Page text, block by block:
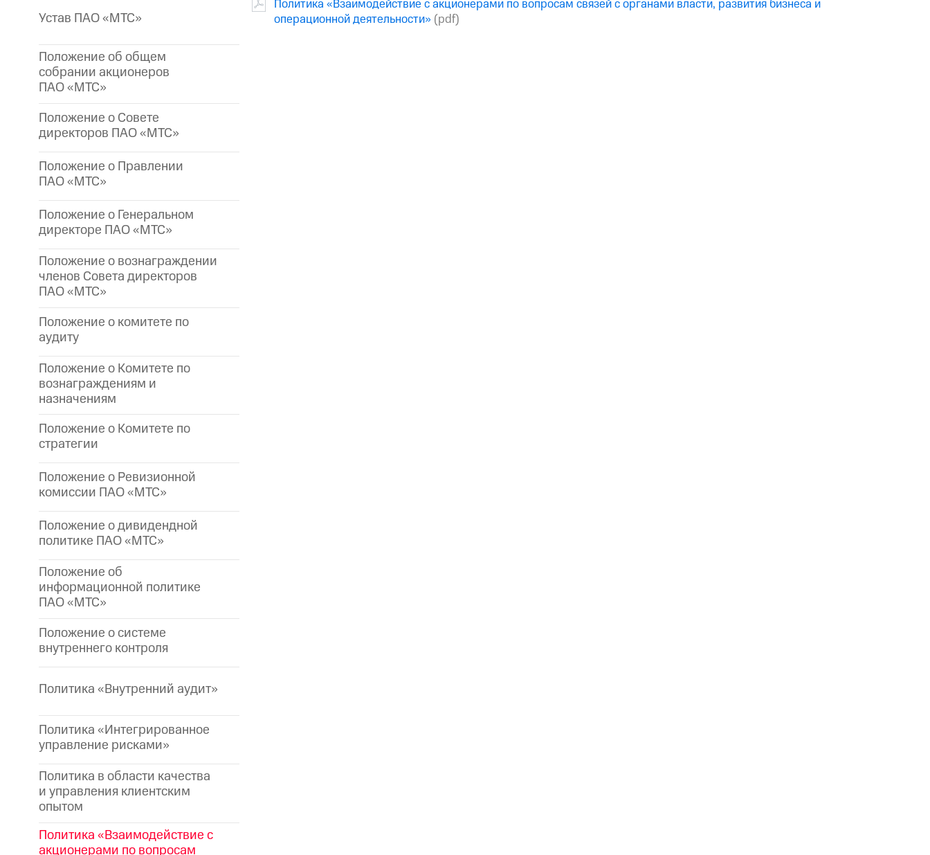
Устав ПАО «МТС»
Положение об общем
собрании акционеров
ПАО «МТС»
Положение о Совете
директоров ПАО «МТС»
Положение о Правлении
ПАО «МТС»
Положение о Генеральном
директоре ПАО «МТС»
Положение о вознаграждении
членов Совета директоров
ПАО «МТС»
Положение о комитете по
аудиту
Положение о Комитете по
вознаграждениям и
назначениям
Положение о Комитете по
стратегии
Положение о Ревизионной
комиссии ПАО «МТС»
Положение о дивидендной
политике ПАО «МТС»
Положение об
информационной политике
ПАО «МТС»
Положение о системе
внутреннего контроля
Политика «Внутренний аудит»
Политика «Интегрированное
управление рисками»
Политика в области качества
и управления клиентским
опытом
Политика «Взаимодействие с
акционерами по вопросам
Политика «Взаимодействие с акционерами по вопросам связей с органами власти, развития бизнеса и
операционной деятельности» (pdf)